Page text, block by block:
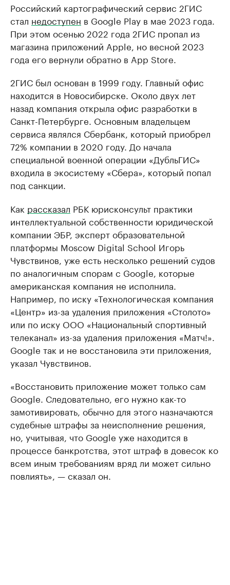
Российский картографический сервис 2ГИС
стал недоступен в Google Play в мае 2023 года.
При этом осенью 2022 года 2ГИС пропал из
магазина приложений Apple, но весной 2023
года его вернули обратно в App Store.
2ГИС был основан в 1999 году. Главный офис
находится в Новосибирске. Около двух лет
назад компания открыла офис разработки в
Санкт-Петербурге. Основным владельцем
сервиса являлся Сбербанк, который приобрел
72% компании в 2020 году. До начала
специальной военной операции «ДубльГИС»
входила в экосистему «Сбера», который попал
под санкции.
Как рассказал РБК юрисконсульт практики
интеллектуальной собственности юридической
компании ЭБР, эксперт образовательной
платформы Moscow Digital School Игорь
Чувствинов, уже есть несколько решений судов
по аналогичным спорам с Google, которые
американская компания не исполнила.
Например, по иску «Технологическая компания
«Центр» из-за удаления приложения «Столото»
или по иску ООО «Национальный спортивный
телеканал» из-за удаления приложения «Матч!».
Google так и не восстановила эти приложения,
указал Чувствинов.
«Восстановить приложение может только сам
Google. Следовательно, его нужно как-то
замотивировать, обычно для этого назначаются
судебные штрафы за неисполнение решения,
но, учитывая, что Google уже находится в
процессе банкротства, этот штраф в довесок ко
всем иным требованиям вряд ли может сильно
повлиять», — сказал он.